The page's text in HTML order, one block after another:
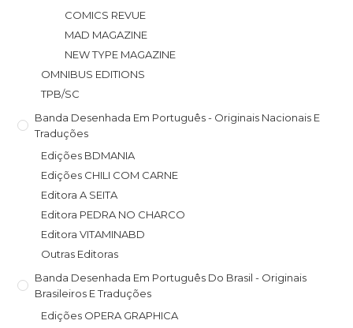
COMICS REVUE
MAD MAGAZINE
NEW TYPE MAGAZINE
OMNIBUS EDITIONS
TPB/SC
Banda Desenhada Em Português - Originais Nacionais E
Traduções
Edições BDMANIA
Edições CHILI COM CARNE
Editora A SEITA
Editora PEDRA NO CHARCO
Editora VITAMINABD
Outras Editoras
Banda Desenhada Em Português Do Brasil - Originais
Brasileiros E Traduções
Edições OPERA GRAPHICA